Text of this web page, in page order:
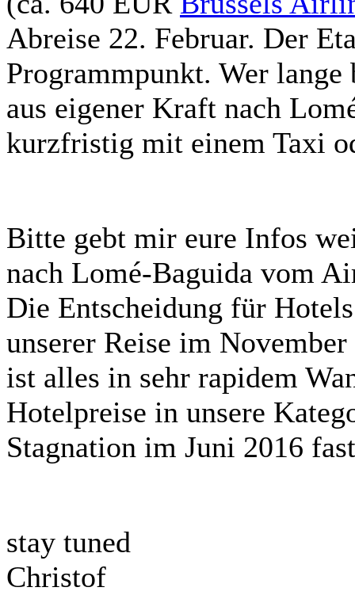
Abreise 22. Februar. Der
Programmpunkt. Wer
aus eigener Kraft nach
kurzfristig mit einem Taxi
Bitte gebt mir eure Infos
nach Lomé-Baguida vom
Die Entscheidung für
unserer Reise im
ist alles in sehr rapidem
Hotelpreise in unsere
Stagnation im Juni 2016
stay tuned
Christof